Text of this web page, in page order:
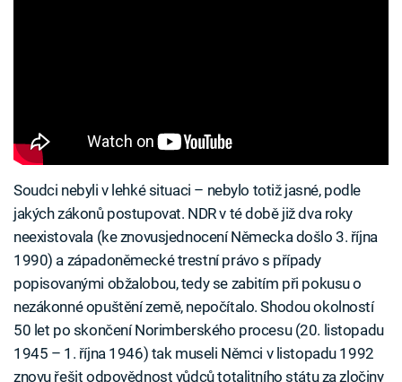
Soudci nebyli v lehké situaci – nebylo totiž jasné, podle
jakých zákonů postupovat. NDR v té době již dva roky
neexistovala (ke znovusjednocení Německa došlo 3. října
1990) a západoněmecké trestní právo s případy
popisovanými obžalobou, tedy se zabitím při pokusu o
nezákonné opuštění země, nepočítalo. Shodou okolností
50 let po skončení Norimberského procesu (20. listopadu
1945 – 1. října 1946) tak museli Němci v listopadu 1992
znovu řešit odpovědnost vůdců totalitního státu za zločiny